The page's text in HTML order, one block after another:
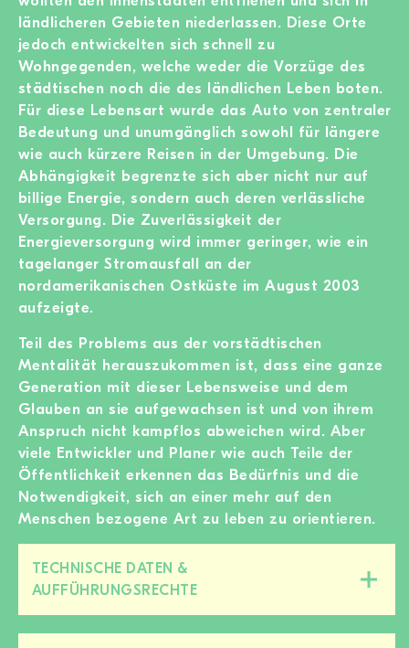
ländlicheren Gebieten niederlassen. Diese Orte
jedoch entwickelten sich schnell zu
Wohngegenden, welche weder die Vorzüge des
städtischen noch die des ländlichen Leben boten.
Für diese Lebensart wurde das Auto von zentraler
Bedeutung und unumgänglich sowohl für längere
wie auch kürzere Reisen in der Umgebung. Die
Abhängigkeit begrenzte sich aber nicht nur auf
billige Energie, sondern auch deren verlässliche
Versorgung. Die Zuverlässigkeit der
Energieversorgung wird immer geringer, wie ein
tagelanger Stromausfall an der
nordamerikanischen Ostküste im August 2003
aufzeigte.
Teil des Problems aus der vorstädtischen
Mentalität herauszukommen ist, dass eine ganze
Generation mit dieser Lebensweise und dem
Glauben an sie aufgewachsen ist und von ihrem
Anspruch nicht kampflos abweichen wird. Aber
viele Entwickler und Planer wie auch Teile der
Öffentlichkeit erkennen das Bedürfnis und die
Notwendigkeit, sich an einer mehr auf den
Menschen bezogene Art zu leben zu orientieren.
TECHNISCHE DATEN &
AUFFÜHRUNGSRECHTE